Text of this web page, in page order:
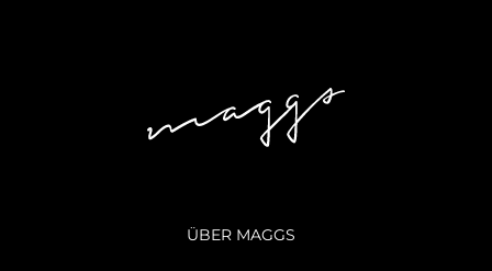
ÜBER MAGGS